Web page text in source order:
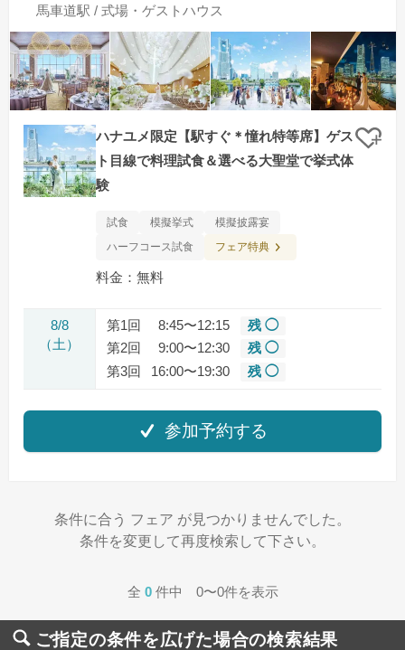
馬車道駅 / 式場・ゲストハウス
ハナユメ限定【駅すぐ＊憧れ特等席】ゲス
ト目線で料理試食＆選べる大聖堂で挙式体
験
ク
試食 模擬挙式
模擬披露宴
ハーフコース試食
フェア特典
料金：無料
8/8
（土）
第1回 8:45〜12:15
残 ◯
第2回
9:00〜12:30
残 ◯
第3回
16:00〜19:30 残 ◯
参加予約する
条件に合う フェア が見つかりませんでした。
条件を変更して再度検索して下さい。
全 0 件中 0〜0件を表示
ご指定の条件を広げた場合の検索結果